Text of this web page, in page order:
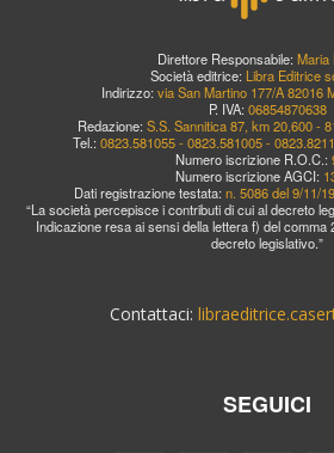
Direttore Responsabile: Maria
Società editrice: Libra Editrice
Indirizzo: via San Martino 177/A 82016
P. IVA: 06854870638
Redazione: S.S. Sannitica 87, km 20,600 -
Tel.: 0823.581055 - 0823.581005 -
Numero iscrizione R.O.C.:
Numero iscrizione AGCI:
Dati registrazione testata: n. 5086 del 9/11/
“La società percepisce i contributi di cui al decreto
Indicazione resa ai sensi della lettera f) del comma
decreto legislativo.”
Contattaci:
SEGUICI